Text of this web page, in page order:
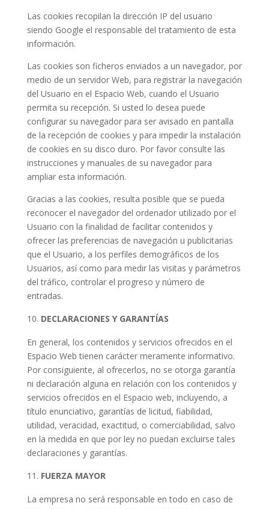
Las cookies recopilan la dirección IP del usuario
siendo Google el responsable del tratamiento de esta
información.
Las cookies son ficheros enviados a un navegador, por
medio de un servidor Web, para registrar la navegación
del Usuario en el Espacio Web, cuando el Usuario
permita su recepción. Si usted lo desea puede
configurar su navegador para ser avisado en pantalla
de la recepción de cookies y para impedir la instalación
de cookies en su disco duro. Por favor consulte las
instrucciones y manuales de su navegador para
ampliar esta información.
Gracias a las cookies, resulta posible que se pueda
reconocer el navegador del ordenador utilizado por el
Usuario con la finalidad de facilitar contenidos y
ofrecer las preferencias de navegación u publicitarias
que el Usuario, a los perfiles demográficos de los
Usuarios, así como para medir las visitas y parámetros
del tráfico, controlar el progreso y número de
entradas.
DECLARACIONES Y GARANTÍAS
En general, los contenidos y servicios ofrecidos en el
Espacio Web tienen carácter meramente informativo.
Por consiguiente, al ofrecerlos, no se otorga garantía
ni declaración alguna en relación con los contenidos y
servicios ofrecidos en el Espacio web, incluyendo, a
título enunciativo, garantías de licitud, fiabilidad,
utilidad, veracidad, exactitud, o comerciabilidad, salvo
en la medida en que por ley no puedan excluirse tales
declaraciones y garantías.
FUERZA MAYOR
La empresa no será responsable en todo en caso de